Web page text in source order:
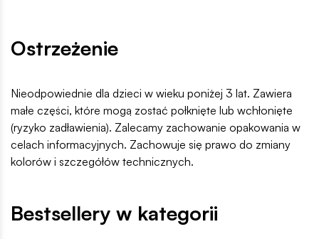
Ostrzeżenie
Nieodpowiednie dla dzieci w wieku poniżej 3 lat. Zawiera
małe części, które mogą zostać połknięte lub wchłonięte
(ryzyko zadławienia). Zalecamy zachowanie opakowania w
celach informacyjnych. Zachowuje się prawo do zmiany
kolorów i szczegółów technicznych.
Bestsellery w kategorii